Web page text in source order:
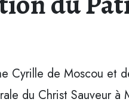
Cyrille de Moscou et
du Christ Sauveur à